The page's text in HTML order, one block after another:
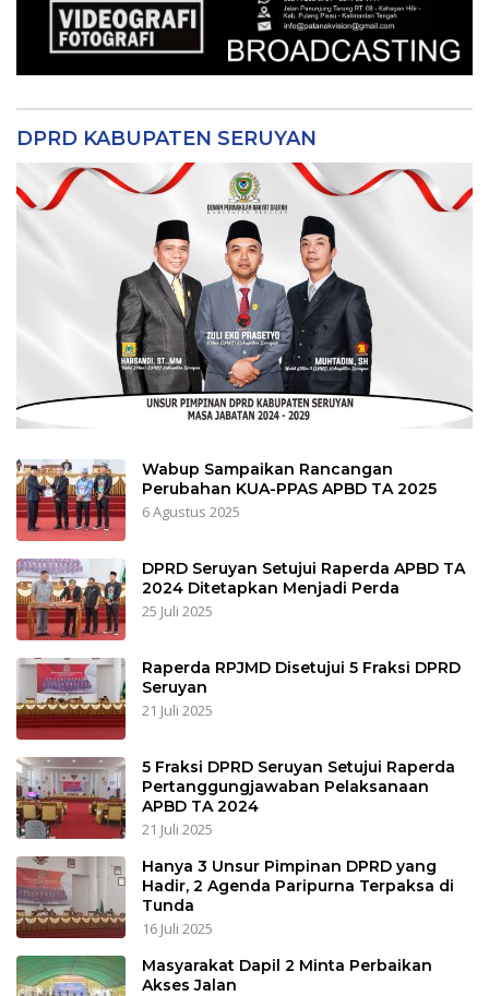
DPRD KABUPATEN SERUYAN
Wabup Sampaikan Rancangan
Perubahan KUA-PPAS APBD TA 2025
6 Agustus 2025
DPRD Seruyan Setujui Raperda APBD TA
2024 Ditetapkan Menjadi Perda
25 Juli 2025
Raperda RPJMD Disetujui 5 Fraksi DPRD
Seruyan
21 Juli 2025
5 Fraksi DPRD Seruyan Setujui Raperda
Pertanggungjawaban Pelaksanaan
APBD TA 2024
21 Juli 2025
Hanya 3 Unsur Pimpinan DPRD yang
Hadir, 2 Agenda Paripurna Terpaksa di
Tunda
16 Juli 2025
Masyarakat Dapil 2 Minta Perbaikan
Akses Jalan